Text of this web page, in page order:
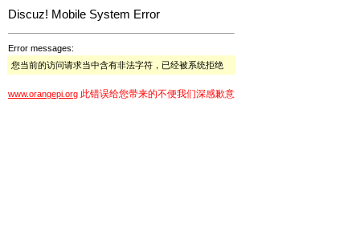
Discuz! Mobile System Error
Error messages:
您当前的访问请求当中含有非法字符，已经被系统拒绝
www.orangepi.org 此错误给您带来的不便我们深感歉意